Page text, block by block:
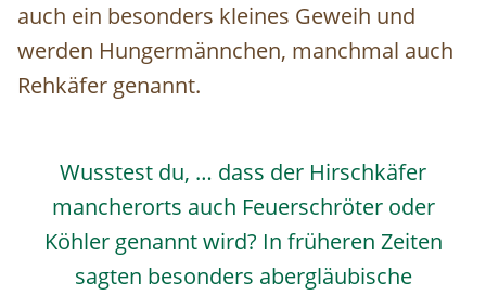
auch ein besonders kleines Geweih und
werden Hungermännchen, manchmal auch
Rehkäfer genannt.
Wusstest du, … dass der Hirschkäfer
mancherorts auch Feuerschröter oder
Köhler genannt wird? In früheren Zeiten
sagten besonders abergläubische